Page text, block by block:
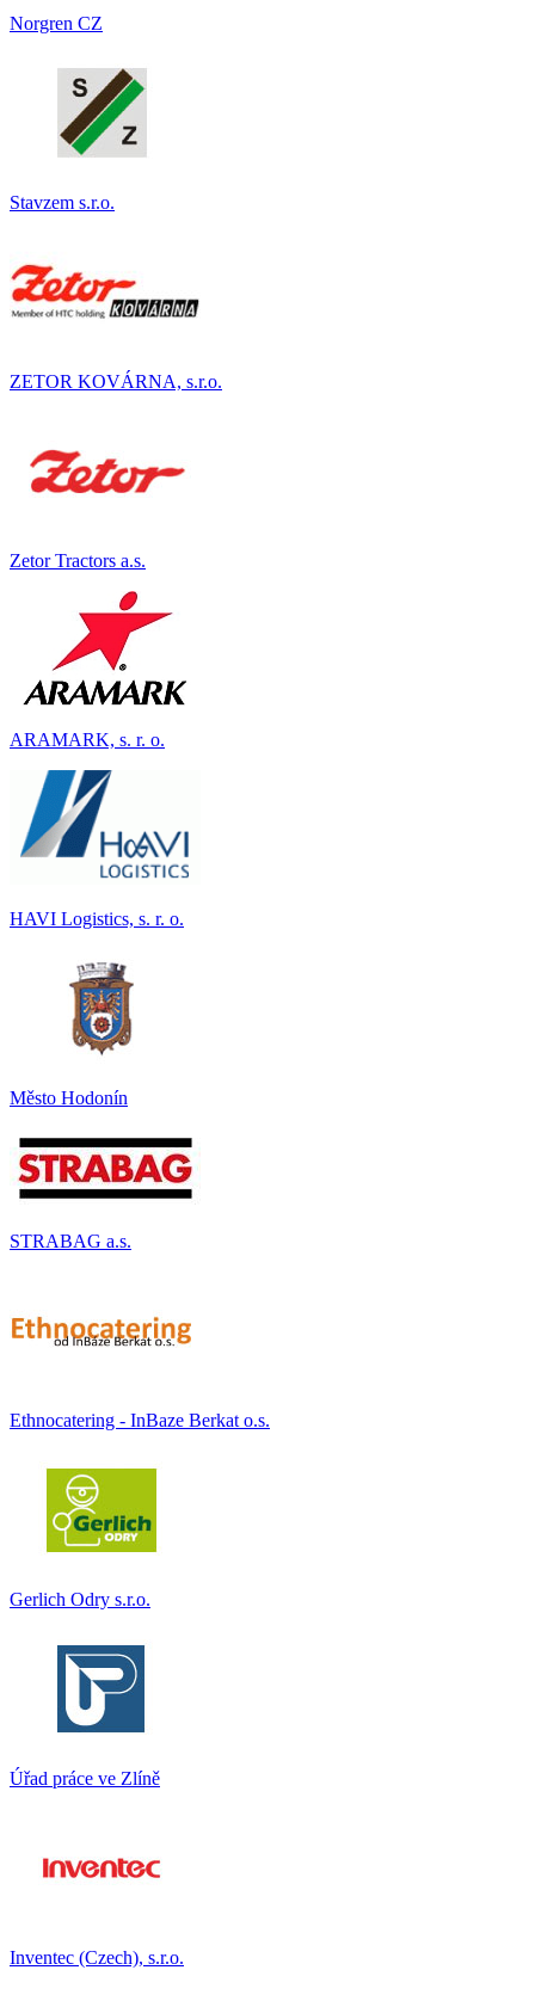
Norgren CZ
Stavzem s.r.o.
ZETOR KOVÁRNA, s.r.o.
Zetor Tractors a.s.
ARAMARK, s. r. o.
HAVI Logistics, s. r. o.
Město Hodonín
STRABAG a.s.
Ethnocatering - InBaze Berkat o.s.
Gerlich Odry s.r.o.
Úřad práce ve Zlíně
Inventec (Czech), s.r.o.